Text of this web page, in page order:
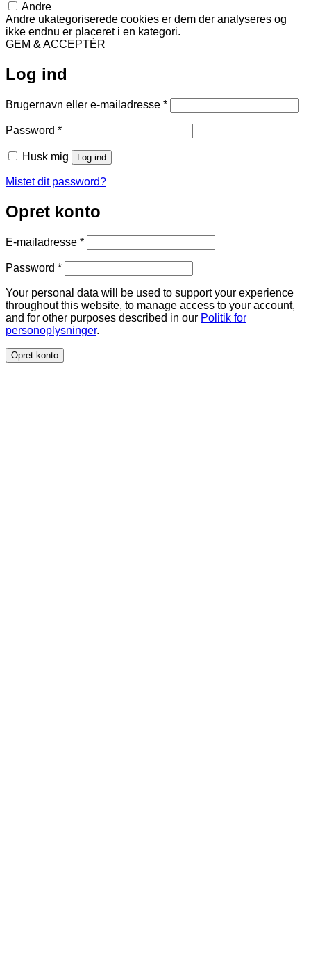
Andre
Andre ukategoriserede cookies er dem der analyseres og
ikke endnu er placeret i en kategori.
GEM & ACCEPTÈR
Log ind
Brugernavn eller e-mailadresse *Påkrævet
Password *Påkrævet
Husk mig Log ind
Mistet dit password?
Opret konto
E-mailadresse *Påkrævet
Password *Påkrævet
Your personal data will be used to support your experience
throughout this website, to manage access to your account,
and for other purposes described in our Politik for
personoplysninger.
Opret konto